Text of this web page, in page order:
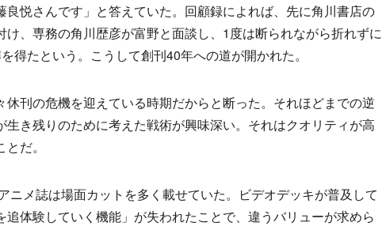
良悦さんです」と答えていた。回顧録によれば、先に角川書店の
、専務の角川歴彦が富野と面談し、1度は断られながら折れずに
得たという。こうして創刊40年への道が開かれた。
刊の危機を迎えている時期だからと断った。それほどまでの逆
生き残りのために考えた戦術が興味深い。それはクオリティが高
だ。
ニメ誌は場面カットを多く載せていた。ビデオデッキが普及して
追体験していく機能」が失われたことで、違うバリューが求めら